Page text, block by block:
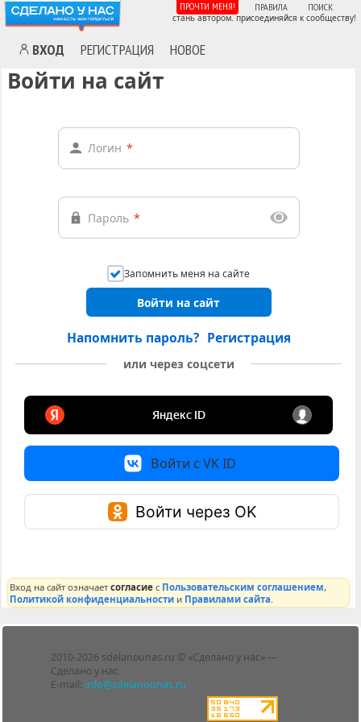
ВХОД РЕГИСТРАЦИЯ НОВОЕ
ПРОЧТИ МЕНЯ! ПРАВИЛА ПОИСК
стань автором. присоединяйся к сообществу!
Войти на сайт
Логин *
Пароль *
Запомнить меня на сайте
Войти на сайт
Напомнить пароль? Регистрация
или через соцсети
Войти с VK ID
Войти через OK
Вход на сайт означаетсогласие с Пользовательским соглашением,
Политикой конфиденциальности и Правилами сайта
2010-2026 sdelanounas.ru © «Сделано у нас» —
Сделано у нас
E-mail: info@sdelanounas.ru
Блоги
Люди
Политика